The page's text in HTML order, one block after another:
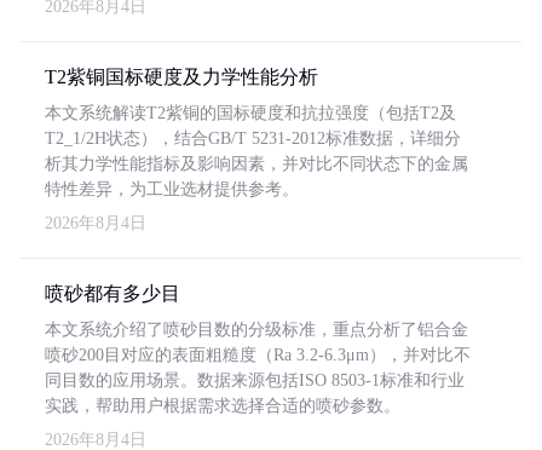
2026年8月4日
T2紫铜国标硬度及力学性能分析
本文系统解读T2紫铜的国标硬度和抗拉强度（包括T2及
T2_1/2H状态），结合GB/T 5231-2012标准数据，详细分
析其力学性能指标及影响因素，并对比不同状态下的金属
特性差异，为工业选材提供参考。
2026年8月4日
喷砂都有多少目
本文系统介绍了喷砂目数的分级标准，重点分析了铝合金
喷砂200目对应的表面粗糙度（Ra 3.2-6.3μm），并对比不
同目数的应用场景。数据来源包括ISO 8503-1标准和行业
实践，帮助用户根据需求选择合适的喷砂参数。
2026年8月4日